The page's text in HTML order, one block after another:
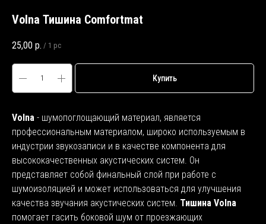
Volna Тишина Comfortmat
25,00 р. / 1 pc
Купить
Volna - шумопоглощающий материал, является
профессиональным материалом, широко используемым в
индустрии звукозаписи и в качестве компонента для
высококачественных акустических систем. Он
представляет собой финальный слой при работе с
шумоизоляцией и может использоваться для улучшения
качества звучания акустических систем. Тишина Volna
помогает гасить боковой шум от проезжающих